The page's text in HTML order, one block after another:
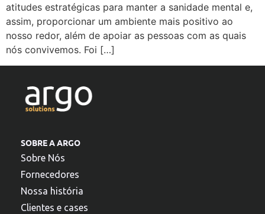
atitudes estratégicas para manter a sanidade mental e,
assim, proporcionar um ambiente mais positivo ao
nosso redor, além de apoiar as pessoas com as quais
nós convivemos. Foi […]
SOBRE A ARGO
Sobre Nós
Fornecedores
Nossa história
Clientes e cases